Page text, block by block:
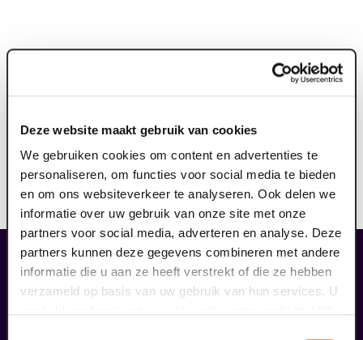
Deze website maakt gebruik van cookies
We gebruiken cookies om content en advertenties te
personaliseren, om functies voor social media te bieden
en om ons websiteverkeer te analyseren. Ook delen we
informatie over uw gebruik van onze site met onze
partners voor social media, adverteren en analyse. Deze
partners kunnen deze gegevens combineren met andere
informatie die u aan ze heeft verstrekt of die ze hebben
verzameld op basis van uw gebruik van hun services. U
Bij deze voorstelling is geen enkele korting geldig.
Bezoek deze voorstelling samen met PTM Venlo: “Bouke
liefhebbers bestelden ook...
09